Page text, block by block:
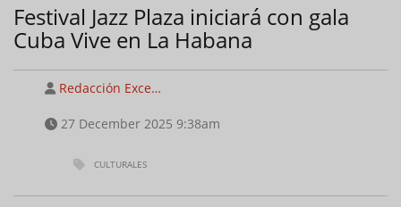
Festival Jazz Plaza iniciará con gala
Cuba Vive en La Habana
Redacción Exce…
27 December 2025 9:38am
CULTURALES